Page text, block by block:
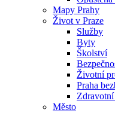
Mapy Prahy
Život v Praze
Služby
Byty
Školství
Životní
Praha
Město